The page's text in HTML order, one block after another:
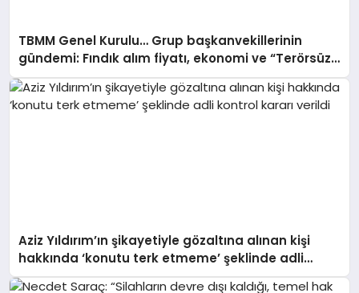
TBMM Genel Kurulu… Grup başkanvekillerinin
gündemi: Fındık alım fiyatı, ekonomi ve “Terörsüz
Türkiye”
Aziz Yıldırım’ın şikayetiyle gözaltına alınan kişi
hakkında ‘konutu terk etmeme’ şeklinde adli
kontrol kararı verildi